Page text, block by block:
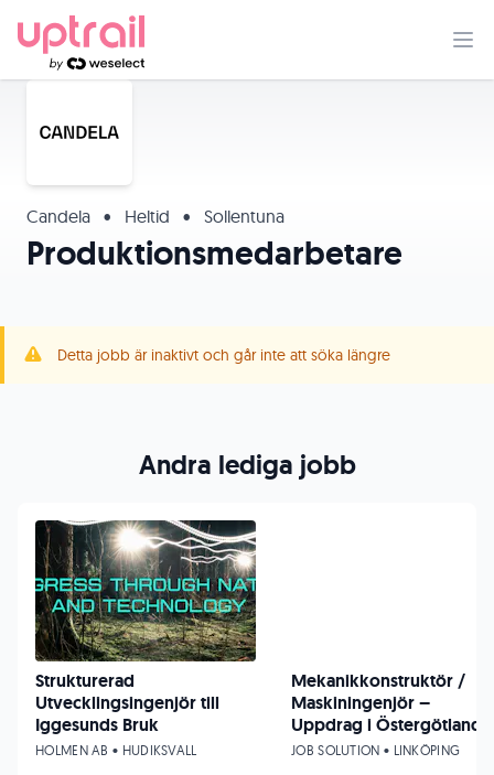
Candela • Heltid • Sollentuna
Produktionsmedarbetare
Detta jobb är inaktivt och går inte att söka längre
Andra lediga jobb
Strukturerad
Utvecklingsingenjör till
Iggesunds Bruk
HOLMEN AB • HUDIKSVALL
Mekanikkonstruktör /
Maskiningenjör –
Uppdrag i Östergötland
JOB SOLUTION • LINKÖPING